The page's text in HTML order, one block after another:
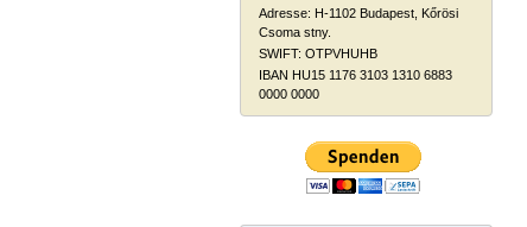
Adresse: H-1102 Budapest, Kőrösi
Csoma stny.
SWIFT: OTPVHUHB
IBAN HU15 1176 3103 1310 6883
0000 0000